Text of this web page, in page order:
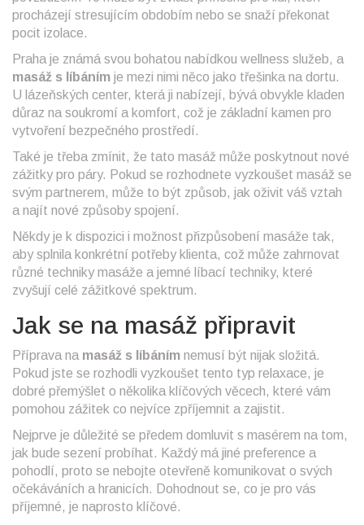
procházejí stresujícím obdobím nebo se snaží překonat
pocit izolace.
Praha je známá svou bohatou nabídkou wellness služeb, a
masáž s líbáním je mezi nimi něco jako třešinka na dortu.
U lázeňských center, která ji nabízejí, bývá obvykle kladen
důraz na soukromí a komfort, což je základní kamen pro
vytvoření bezpečného prostředí.
Také je třeba zmínit, že tato masáž může poskytnout nové
zážitky pro páry. Pokud se rozhodnete vyzkoušet masáž se
svým partnerem, může to být způsob, jak oživit váš vztah
a najít nové způsoby spojení.
Někdy je k dispozici i možnost přizpůsobení masáže tak,
aby splnila konkrétní potřeby klienta, což může zahrnovat
různé techniky masáže a jemné líbací techniky, které
zvyšují celé zážitkové spektrum.
Jak se na masáž připravit
Příprava na masáž s líbáním nemusí být nijak složitá.
Pokud jste se rozhodli vyzkoušet tento typ relaxace, je
dobré přemýšlet o několika klíčových věcech, které vám
pomohou zážitek co nejvíce zpříjemnit a zajistit.
Nejprve je důležité se předem domluvit s masérem na tom,
jak bude sezení probíhat. Každý má jiné preference a
pohodlí, proto se nebojte otevřeně komunikovat o svých
očekáváních a hranicích. Dohodnout se, co je pro vás
příjemné, je naprosto klíčové.